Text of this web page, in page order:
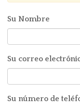
Su Nombre
Su correo
Su número de